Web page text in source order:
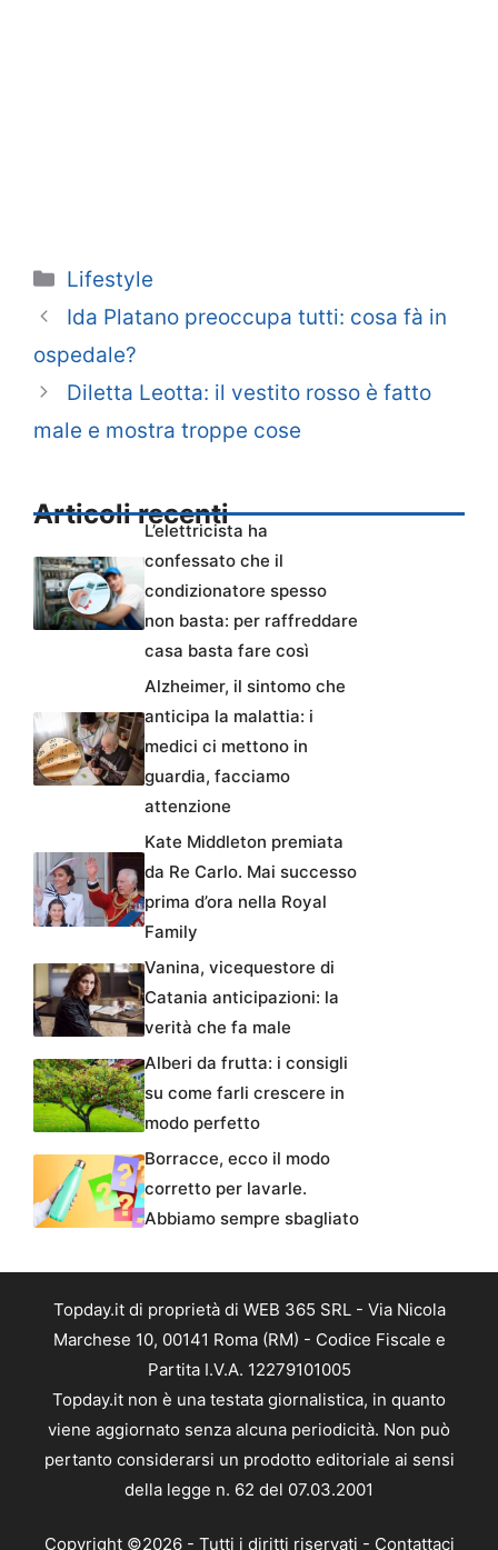
Categorie
Lifestyle
Ida Platano preoccupa tutti: cosa fà in
ospedale?
Diletta Leotta: il vestito rosso è fatto
male e mostra troppe cose
Articoli recenti
L’elettricista ha
confessato che il
condizionatore spesso
non basta: per raffreddare
casa basta fare così
Alzheimer, il sintomo che
anticipa la malattia: i
medici ci mettono in
guardia, facciamo
attenzione
Kate Middleton premiata
da Re Carlo. Mai successo
prima d’ora nella Royal
Family
Vanina, vicequestore di
Catania anticipazioni: la
verità che fa male
Alberi da frutta: i consigli
su come farli crescere in
modo perfetto
Borracce, ecco il modo
corretto per lavarle.
Abbiamo sempre sbagliato
Topday.it di proprietà di WEB 365 SRL - Via Nicola
Marchese 10, 00141 Roma (RM) - Codice Fiscale e
Partita I.V.A. 12279101005
Topday.it non è una testata giornalistica, in quanto
viene aggiornato senza alcuna periodicità. Non può
pertanto considerarsi un prodotto editoriale ai sensi
della legge n. 62 del 07.03.2001
Copyright ©2026 - Tutti i diritti riservati - Contattaci